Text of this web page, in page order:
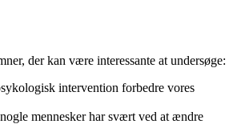
der kan være interessante at undersøge:
intervention forbedre vores
mennesker har svært ved at ændre